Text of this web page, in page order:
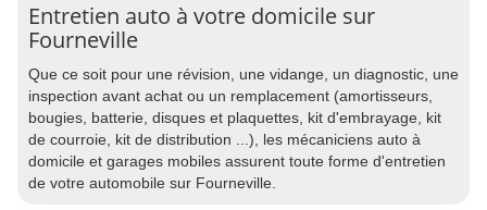
Entretien auto à votre domicile sur
Fourneville
Que ce soit pour une révision, une vidange, un diagnostic, une
inspection avant achat ou un remplacement (amortisseurs,
bougies, batterie, disques et plaquettes, kit d'embrayage, kit
de courroie, kit de distribution ...), les mécaniciens auto à
domicile et garages mobiles assurent toute forme d'entretien
de votre automobile sur Fourneville.